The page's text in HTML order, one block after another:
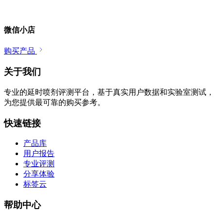
微信小店
购买产品
关于我们
专业的延时喷剂评测平台，基于真实用户数据和实验室测试，
为您提供最可靠的购买参考。
快速链接
产品库
用户报告
专业评测
分享体验
标签云
帮助中心